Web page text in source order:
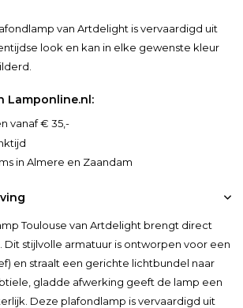
van Artdelight is vervaardigd uit
look en kan in elke gewenste kleur
Lamponline.nl:
vanaf € 35,-
in Almere en Zaandam
Toulouse van Artdelight brengt direct
Dit stijlvolle armatuur is ontworpen voor een
en straalt een gerichte lichtbundel naar
gladde afwerking geeft de lamp een
Deze plafondlamp is vervaardigd uit